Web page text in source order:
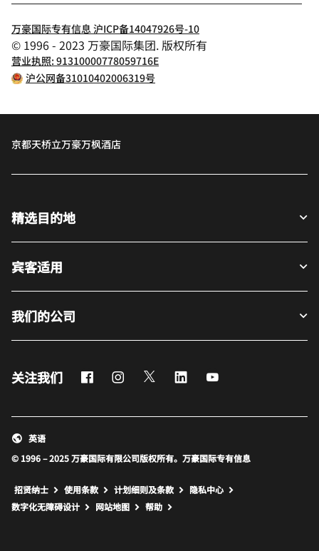
万豪国际专有信息 沪ICP备14047926号-10
© 1996 - 2023 万豪国际集团. 版权所有
营业执照: 91310000778059716E
沪公网备31010402006319号
京都天桥立万豪万枫酒店
精选目的地
宾客适用
我们的公司
关注我们 FacebookInstagram
Twitter LinkedIn
© 1996 – 2025 万豪国际有限公司版权所有。万豪国际专有信息
英语
招贤纳士 使用条款 计划细则及条款
隐私中心
数字化无障碍设计
网站地图 打开新窗口
帮助